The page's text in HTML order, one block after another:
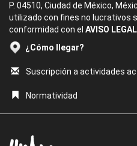
P. 04510, Ciudad de México,
utilizado con fines no lucrativos
conformidad con el AVISO
¿Cómo llegar?
Suscripción a actividades
Normatividad